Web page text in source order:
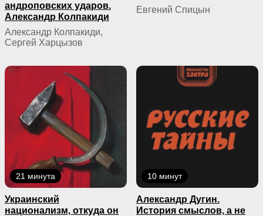
андроповских ударов.
Александр Колпакиди
Александр Колпакиди,
Сергей Харцызов
Евгений Спицын
21 минута
Украинский
национализм, откуда он
10 минут
Александр Дугин.
История смыслов, а не